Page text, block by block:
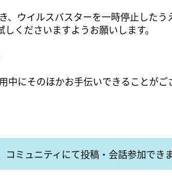
、ウイルスバスターを一時停止した
くださいますようお願いします。
中にそのほかお手伝いできることが
ミュニティにて投稿・会話参加でき